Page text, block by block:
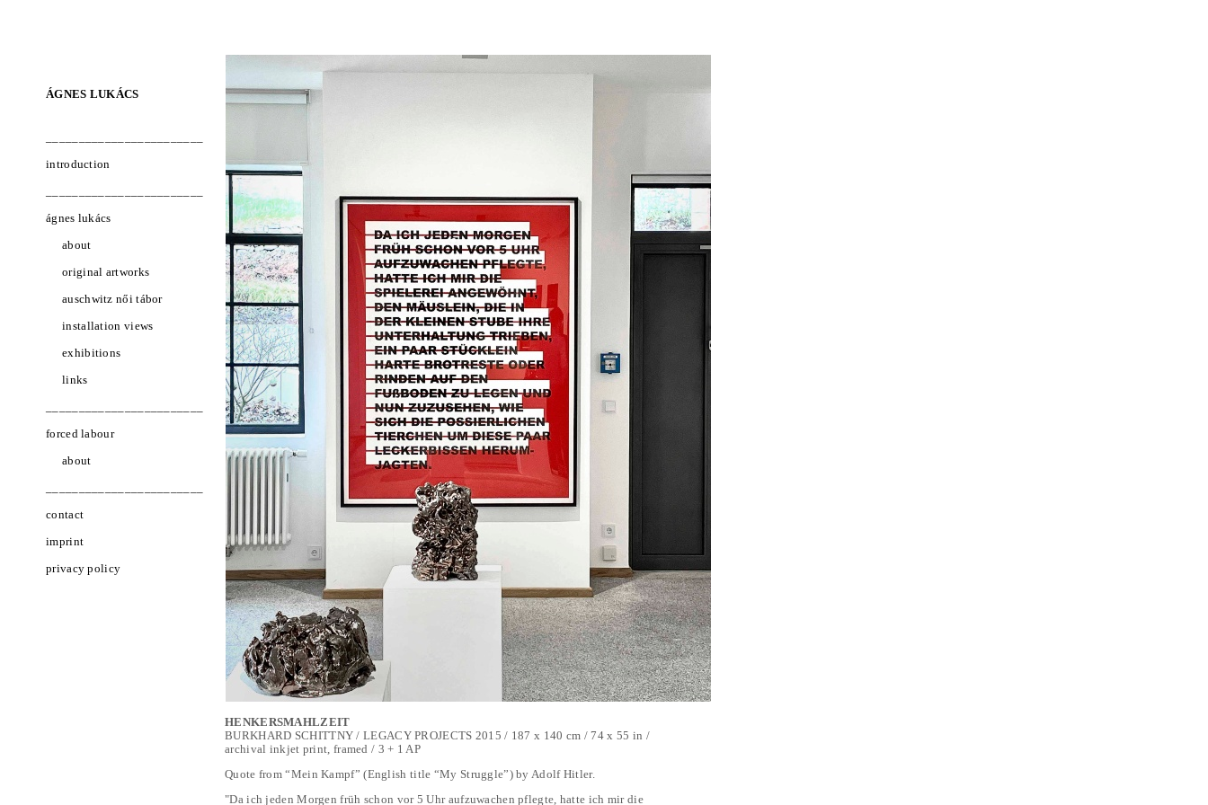
ÁGNES LUKÁCS
introduction
ágnes lukács
about
original artworks
auschwitz női tábor
installation views
exhibitions
links
forced labour
about
contact
imprint
privacy policy
HENKERSMAHLZEIT
BURKHARD SCHITTNY / LEGACY PROJECTS 2015 / 187 x 140 cm / 74 x 55 in /
archival inkjet print, framed / 3 + 1 AP
Quote from “Mein Kampf” (English title “My Struggle”) by Adolf Hitler.
"Da ich jeden Morgen früh schon vor 5 Uhr aufzuwachen pflegte, hatte ich mir die